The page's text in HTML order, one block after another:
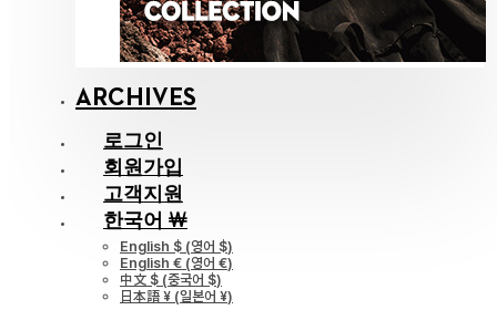
ARCHIVES
로그인
회원가입
고객지원
한국어 ￦
English $ (영어 $)
English € (영어 €)
中文 $ (중국어 $)
日本語 ¥ (일본어 ¥)